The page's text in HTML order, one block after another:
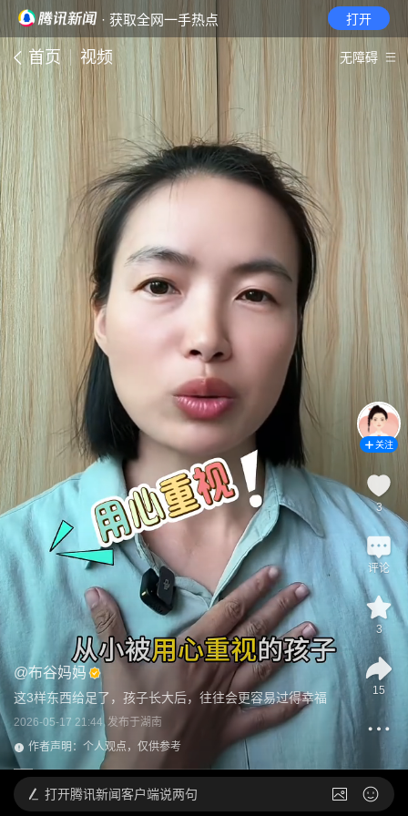
· 获取全网一手热点 打开
首页 视频 无障碍
@布谷妈妈
这3样东西给足了，孩子长大后，往往会更容易过得幸福
2026-05-17 21:44 发布于湖南
作者声明：个人观点，仅供参考
关注
3
评论
3
15
打开腾讯新闻客户端说两句